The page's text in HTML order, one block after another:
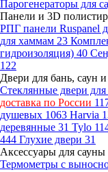
Парогенераторы для
Панели и 3D
РПГ панели Ruspanel
для хаммам 23
гидроизоляция) 40
122
Двери для бань, саун
Стеклянные двери
доставка по России
душевых 1063 Harvia
деревянные 31 Tylo
444 Глухие двери 31
Аксессуары для
Термометры с